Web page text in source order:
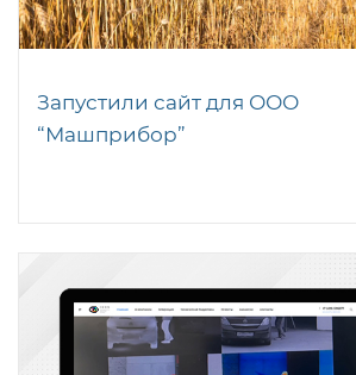
Запустили сайт для ООО
“Машприбор”